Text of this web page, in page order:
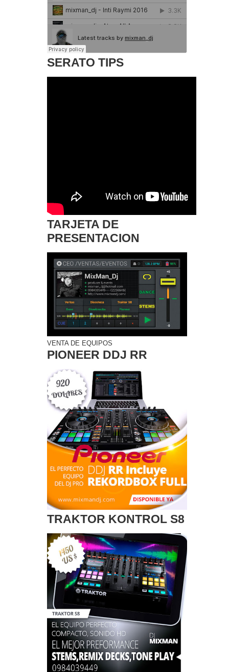
SERATO TIPS
TARJETA DE
PRESENTACION
VENTA DE EQUIPOS
PIONEER DDJ RR
TRAKTOR KONTROL S8